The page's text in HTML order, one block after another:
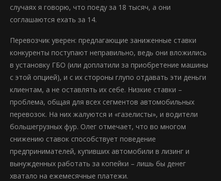
случаях я говорю, что поеду за 18 тысяч, а они
соглашаются ехать за 14.
Перевозчик уверен: предлагающие заниженные ставки
конкуренты поступают неправильно, ведь они вложились
в установку ГБО (или доплатили за приобретение машины
с этой опцией), и с их стороны глупо отдавать эти деньги
клиентам, а не оставлять их себе. Низкие ставки –
проблема, общая для всех сегментов автомобильных
перевозок. На них жалуются и «газелисты», и водители
большегрузных фур. Олег отмечает, что во многом
снижению ставок способствует поведение
предпринимателей, купивших автомобили в лизинг и
вынужденных работать за копейки – лишь бы денег
хватало на ежемесячные платежи.